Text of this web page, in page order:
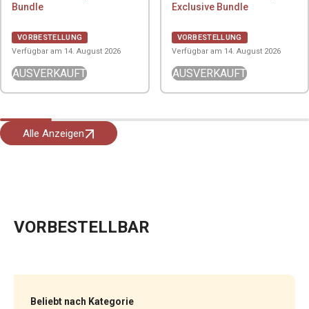
Bundle
VORBESTELLUNG
Verfügbar am 14. August 2026
AUSVERKAUFT
Exclusive Bundle
VORBESTELLUNG
Verfügbar am 14. August 2026
AUSVERKAUFT
Alle Anzeigen
VORBESTELLBAR
Beliebt nach Kategorie